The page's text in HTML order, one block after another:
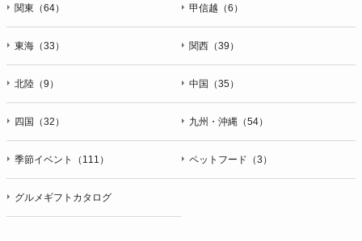
関東（64） 甲信越（6）
東海（33） 関西（39）
北陸（9） 中国（35）
四国（32） 九州・沖縄（54）
季節イベント（111） ペットフード（3）
グルメギフトカタログ